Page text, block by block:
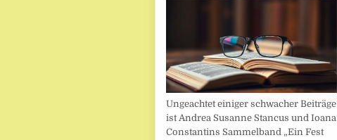
Ungeachtet einiger schwacher Beiträge
ist Andrea Susanne Stancus und Ioana
Constantins Sammelband „Ein Fest